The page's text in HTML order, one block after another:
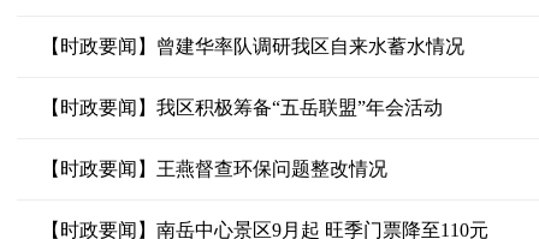
【时政要闻】曾建华率队调研我区自来水蓄水情况
【时政要闻】我区积极筹备“五岳联盟”年会活动
【时政要闻】王燕督查环保问题整改情况
【时政要闻】南岳中心景区9月起 旺季门票降至110元